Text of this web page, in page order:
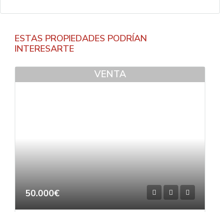
ESTAS PROPIEDADES PODRÍAN
INTERESARTE
VENTA
50.000€